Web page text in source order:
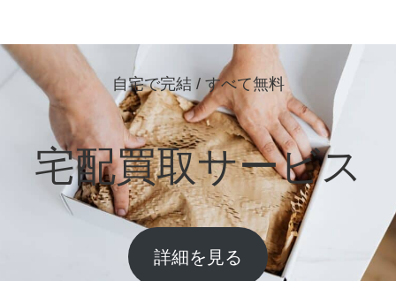
自宅で完結 / すべて無料
宅配買取サービス
詳細を見る